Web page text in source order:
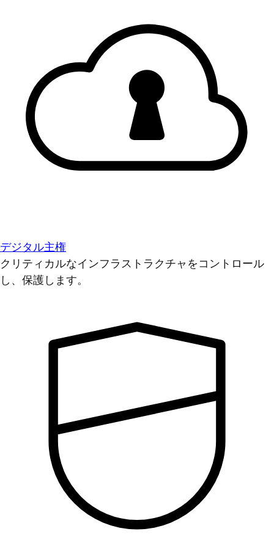
デジタル主権
クリティカルなインフラストラクチャをコントロール
し、保護します。